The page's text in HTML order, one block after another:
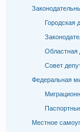
Городская
Областная
Совет
Федеральная
Местное